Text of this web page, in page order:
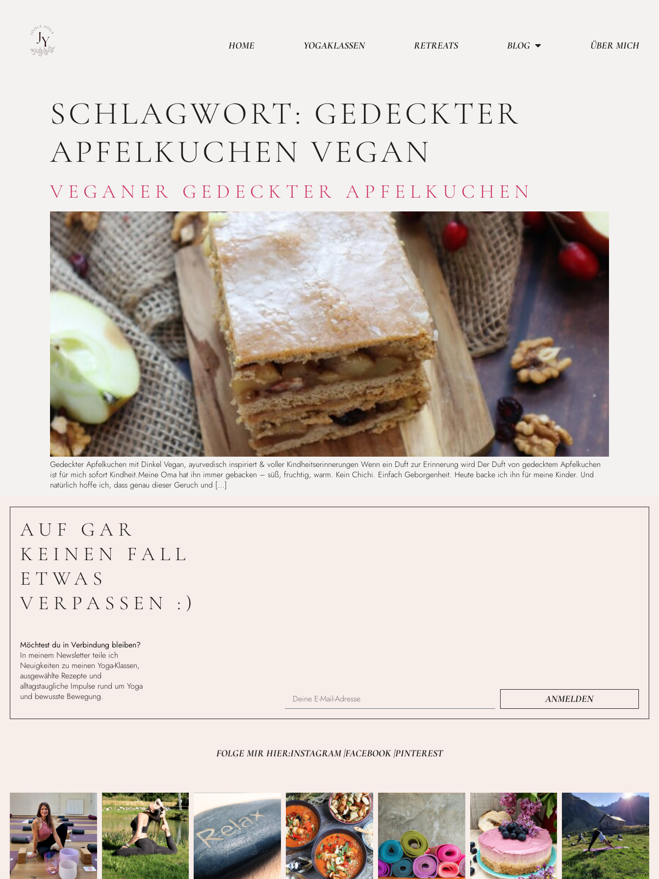
HOME YOGAKLASSEN RETREATS BLOG ÜBER MICH
SCHLAGWORT: GEDECKTER
APFELKUCHEN VEGAN
VEGANER GEDECKTER APFELKUCHEN
Gedeckter Apfelkuchen mit Dinkel Vegan, ayurvedisch inspiriert & voller Kindheitserinnerungen Wenn ein Duft zur Erinnerung wird Der Duft von gedecktem Apfelkuchen
ist für mich sofort Kindheit.Meine Oma hat ihn immer gebacken – süß, fruchtig, warm. Kein Chichi. Einfach Geborgenheit. Heute backe ich ihn für meine Kinder. Und
natürlich hoffe ich, dass genau dieser Geruch und […]
AUF GAR
KEINEN FALL
ETWAS
VERPASSEN :)
Möchtest du in Verbindung bleiben?
In meinem Newsletter teile ich
Neuigkeiten zu meinen Yoga-Klassen,
ausgewählte Rezepte und
alltagstaugliche Impulse rund um Yoga
und bewusste Bewegung.
ANMELDEN
FOLGE MIR HIER:INSTAGRAM |FACEBOOK |PINTEREST